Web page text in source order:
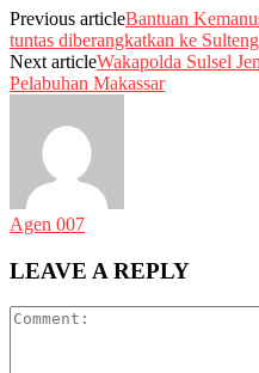
Previous articleBantuan
tuntas diberangkatkan ke Sulteng
Next articleWakapolda Sulsel
Pelabuhan Makassar
Agen 007
LEAVE A REPLY